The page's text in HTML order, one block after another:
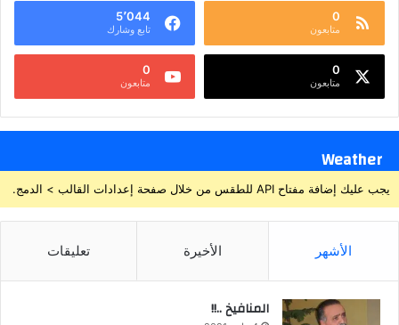
0
متابعون
5٬044
تابع وشارك
0
متابعون
0
متابعون
Weather
يجب عليك إضافة مفتاح API للطقس من خلال صفحة إعدادات القالب > الدمج.
الأشهر الأخيرة تعليقات
المنافيخ ..!!